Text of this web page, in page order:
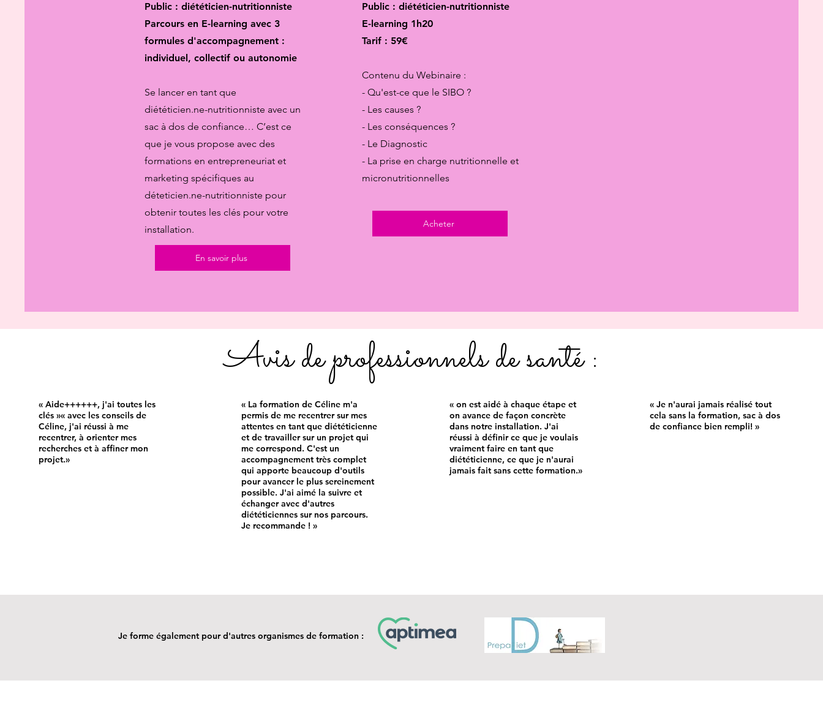
Public : diététicien-nutritionniste
Parcours en E-learning avec 3
formules d'accompagnement :
individuel, collectif ou autonomie
Se lancer en tant que
diététicien.ne-nutritionniste avec un
sac à dos de confiance… C’est ce
que je vous propose avec des
formations en entrepreneuriat et
marketing spécifiques au
déteticien.ne-nutritionniste pour
obtenir toutes les clés pour votre
installation.
En savoir plus
Public : diététicien-nutritionniste
E-learning 1h20
Tarif : 59€
Contenu du Webinaire :
- Qu'est-ce que le SIBO ?
- Les causes ?
- Les conséquences ?
- Le Diagnostic
- La prise en charge nutritionnelle et
micronutritionnelles
Acheter
Avis de professionnels de santé :
« Aide++++++, j'ai toutes les
clés »« avec les conseils de
Céline, j'ai réussi à me
recentrer, à orienter mes
recherches et à affiner mon
projet.»
« La formation de Céline m'a
permis de me recentrer sur mes
attentes en tant que diététicienne
et de travailler sur un projet qui
me correspond. C'est un
accompagnement très complet
qui apporte beaucoup d'outils
pour avancer le plus sereinement
possible. J'ai aimé la suivre et
échanger avec d'autres
diététiciennes sur nos parcours.
Je recommande ! »
« on est aidé à chaque étape et
on avance de façon concrète
dans notre installation. J'ai
réussi à définir ce que je voulais
vraiment faire en tant que
diététicienne, ce que je n'aurai
jamais fait sans cette formation.»
« Je n'aurai jamais réalisé tout
cela sans la formation, sac à dos
de confiance bien rempli! »
Je forme également pour d'autres organismes de formation :